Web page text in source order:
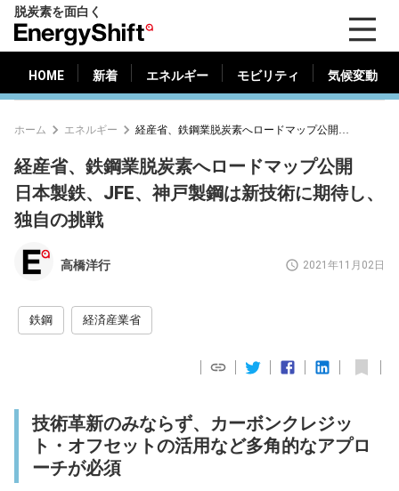
脱炭素を面白く
ナ
ジ
ー
フ
ト）
HOME 新着 エネルギー モビリティ 気候変動
新着 エネルギー 気候変動
ホーム エネルギー 経産省、鉄鋼業脱炭素へロードマップ公開 日本製鉄、JFE、神戸製鋼は新技術に期待し、独自の挑戦
経産省、鉄鋼業脱炭素へロードマップ公開
日本製鉄、JFE、神戸製鋼は新技術に期待し、
独自の挑戦
高橋洋行 2021年11月02日
鉄鋼 経済産業省
技術革新のみならず、カーボンクレジッ
ト・オフセットの活用など多角的なアプロ
ーチが必須